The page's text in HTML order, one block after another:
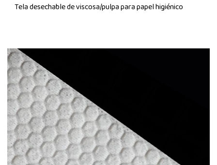
Tela desechable de viscosa/pulpa para papel higiénico